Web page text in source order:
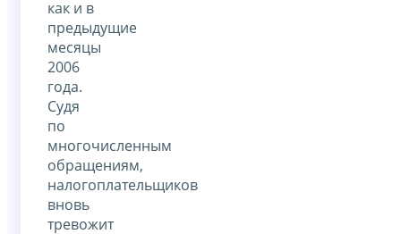
как и в
предыдущие
месяцы
2006
года.
Судя
по
многочисленным
обращениям,
налогоплательщиков
вновь
тревожит